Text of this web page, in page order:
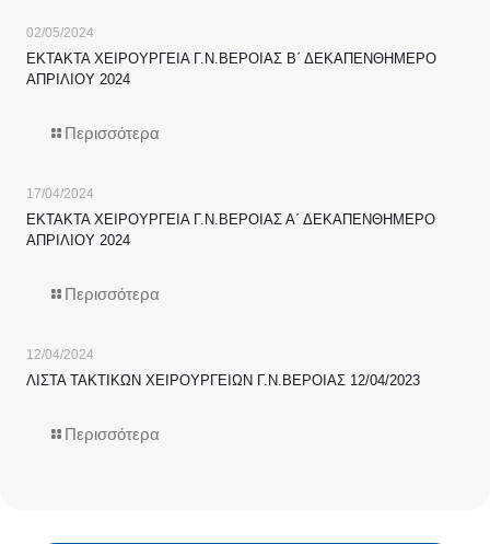
02/05/2024
ΕΚΤΑΚΤΑ ΧΕΙΡΟΥΡΓΕΙΑ Γ.Ν.ΒΕΡΟΙΑΣ Β΄ ΔΕΚΑΠΕΝΘΗΜΕΡΟ
ΑΠΡΙΛΙΟΥ 2024
Περισσότερα
17/04/2024
ΕΚΤΑΚΤΑ ΧΕΙΡΟΥΡΓΕΙΑ Γ.Ν.ΒΕΡΟΙΑΣ Α΄ ΔΕΚΑΠΕΝΘΗΜΕΡΟ
ΑΠΡΙΛΙΟΥ 2024
Περισσότερα
12/04/2024
ΛΙΣΤΑ ΤΑΚΤΙΚΩΝ ΧΕΙΡΟΥΡΓΕΙΩΝ Γ.Ν.ΒΕΡΟΙΑΣ 12/04/2023
Περισσότερα